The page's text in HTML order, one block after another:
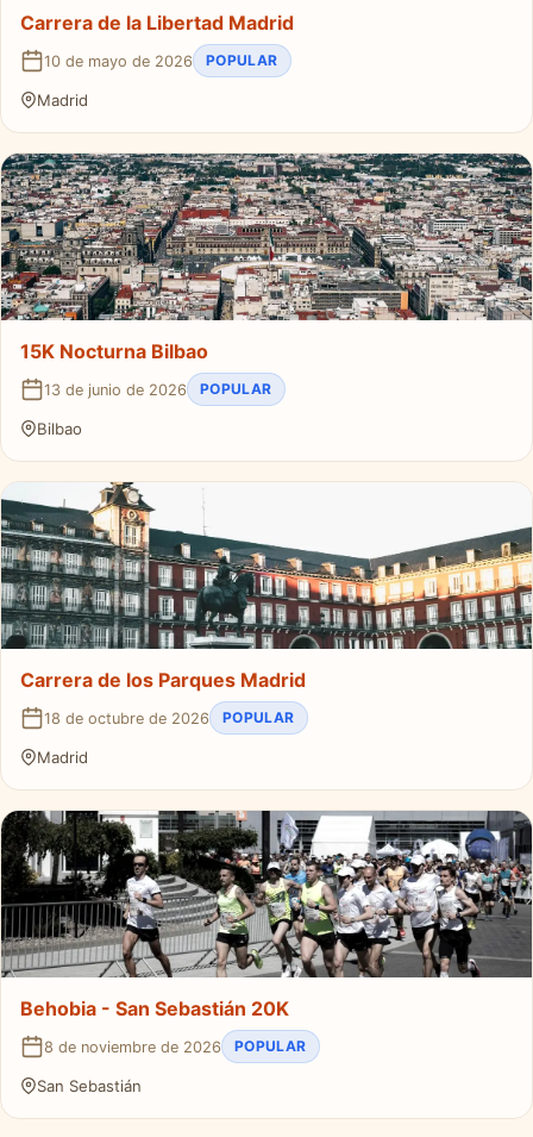
Carrera de la Libertad Madrid
10 de mayo de 2026 POPULAR
Madrid
15K Nocturna Bilbao
13 de junio de 2026 POPULAR
Bilbao
Carrera de los Parques Madrid
18 de octubre de 2026 POPULAR
Madrid
Behobia - San Sebastián 20K
8 de noviembre de 2026 POPULAR
San Sebastián